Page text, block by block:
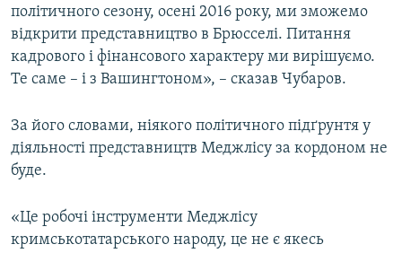
політичного сезону, осені 2016 року, ми зможемо
відкрити представництво в Брюсселі. Питання
кадрового і фінансового характеру ми вирішуємо.
Те саме – і з Вашингтоном», – сказав Чубаров.
За його словами, ніякого політичного підґрунтя у
діяльності представництв Меджлісу за кордоном не
буде.
«Це робочі інструменти Меджлісу
кримськотатарського народу, це не є якесь